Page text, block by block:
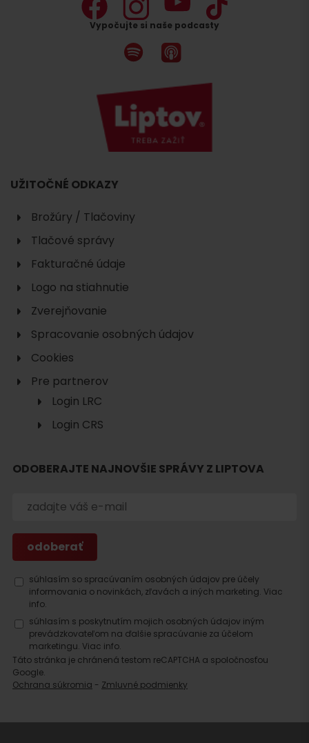
Hľadať
Vypočujte si naše podcasty
UŽITOČNÉ ODKAZY
Brožúry / Tlačoviny
Tlačové správy
Fakturačné údaje
Logo na stiahnutie
Zverejňovanie
Spracovanie osobných údajov
Cookies
Pre partnerov
Login LRC
Login CRS
ODOBERAJTE NAJNOVŠIE SPRÁVY Z LIPTOVA
súhlasím so spracúvaním osobných údajov pre účely
informovania o novinkách, zľavách a iných marketing. Viac
info.
súhlasím s poskytnutím mojich osobných údajov iným
prevádzkovateľom na ďalšie spracúvanie za účelom
marketingu. Viac info.
Táto stránka je chránená testom reCAPTCHA a spoločnosťou
Google.
Ochrana súkromia - Zmluvné podmienky